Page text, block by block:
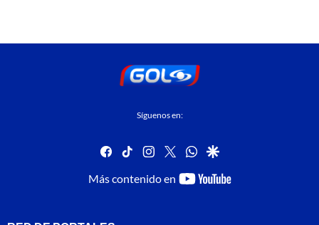
Síguenos en:
facebook
tiktok instagram
twitterwhatsapp
google
Más contenido en
youtube-